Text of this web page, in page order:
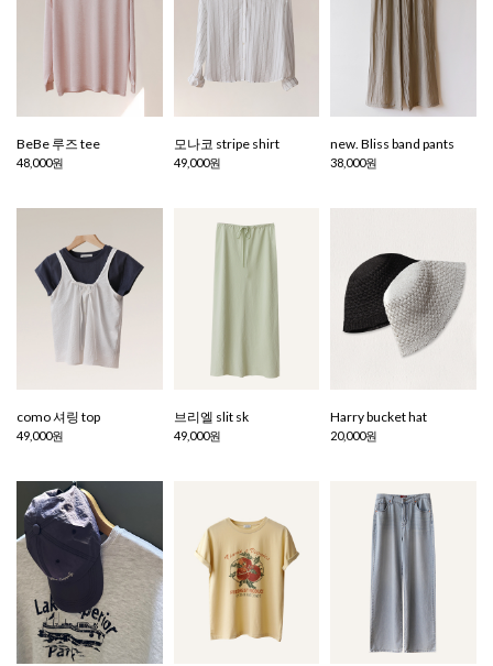
BeBe 루즈 tee
48,000원
모나코 stripe shirt
49,000원
new. Bliss band pants
38,000원
como 셔링 top
49,000원
브리엘 slit sk
49,000원
Harry bucket hat
20,000원